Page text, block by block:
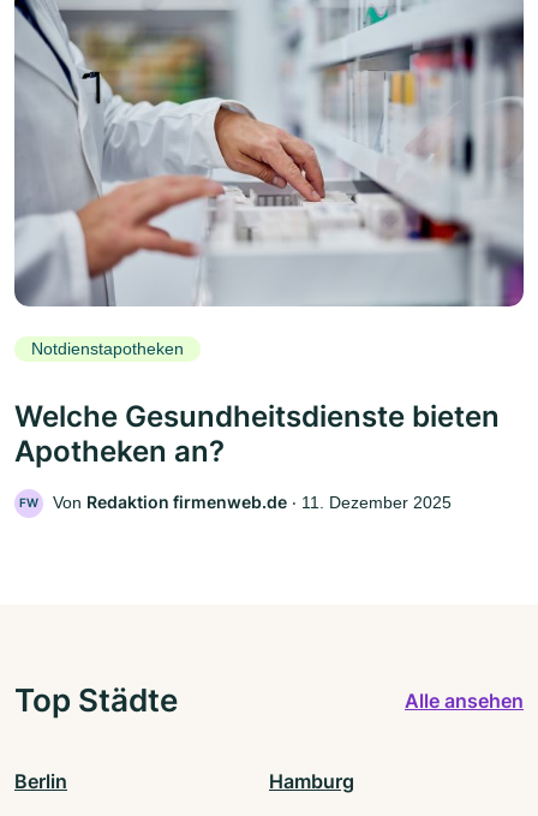
Notdienstapotheken
Welche Gesundheitsdienste bieten
Apotheken an?
FW Von Redaktion firmenweb.de ‧ 11. Dezember 2025
Top Städte Alle ansehen
Berlin Hamburg